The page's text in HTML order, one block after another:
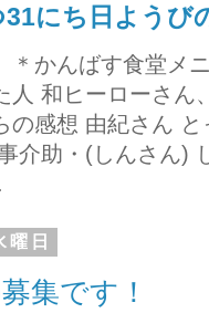
にち日ようび
＊かんばす食堂メ
人 和ヒーローさん
の感想 由紀さん
事介助・(しんさん)
日
集です！